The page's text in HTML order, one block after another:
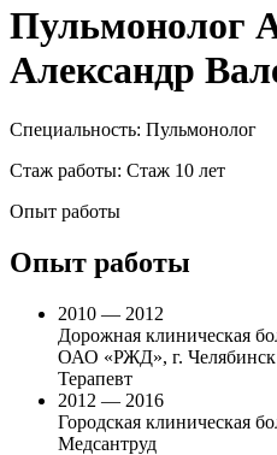
Пульмонолог
Александр
Специальность: Пульмонолог
Стаж работы: Стаж 10 лет
Опыт работы
Опыт работы
2010 — 2012
Дорожная клиническая
ОАО «РЖД», г. Челябинск
Терапевт
2012 — 2016
Городская клиническая
Медсантруд